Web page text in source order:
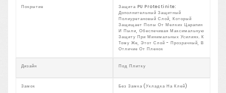
Покрытие
Защита PU Protectinite:
Дополнительный Защитный
Полиуретановый Слой, Который
Защищает Полы От Мелких Царапин
И Пыли, Обеспечивая Максимальную
Защиту При Минимальных Усилиях. К
Тому Же, Этот Слой - Прозрачный, В
Отличие От Пленок
Дизайн Под Плитку
Замок Без Замка (Укладка На Клей)